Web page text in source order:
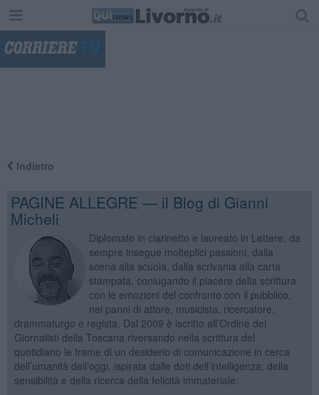
Indietro
PAGINE ALLEGRE — il Blog di Gianni
Micheli
Diplomato in clarinetto e laureato in Lettere, da
sempre insegue molteplici passioni, dalla
scena alla scuola, dalla scrivania alla carta
stampata, coniugando il piacere della scrittura
con le emozioni del confronto con il pubblico,
nei panni di attore, musicista, ricercatore,
drammaturgo e regista. Dal 2009 è iscritto all’Ordine dei
Giornalisti della Toscana riversando nella scrittura del
quotidiano le trame di un desiderio di comunicazione in cerca
dell’umanità dell’oggi, ispirata dalle doti dell’intelligenza, della
sensibilità e della ricerca della felicità immateriale.